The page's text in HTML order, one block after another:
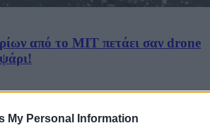
My Personal Information
από το MIT πετάει σαν drone